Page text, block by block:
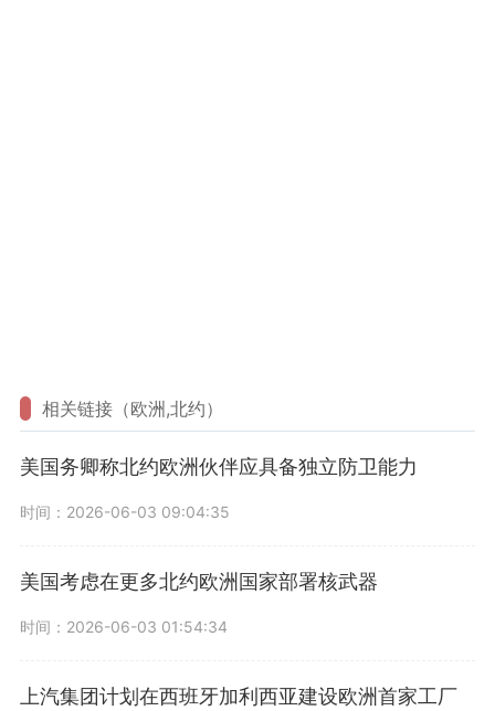
相关链接（欧洲,北约）
美国务卿称北约欧洲伙伴应具备独立防卫能力
时间：2026-06-03 09:04:35
美国考虑在更多北约欧洲国家部署核武器
时间：2026-06-03 01:54:34
上汽集团计划在西班牙加利西亚建设欧洲首家工厂